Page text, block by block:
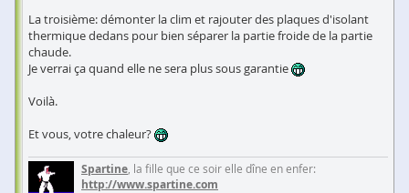
La troisième: démonter la clim et rajouter des plaques d'isolant
thermique dedans pour bien séparer la partie froide de la partie
chaude.
Je verrai ça quand elle ne sera plus sous garantie
Voilà.
Et vous, votre chaleur?
Spartine , la fille que ce soir elle dîne en enfer:
http://www.spartine.com